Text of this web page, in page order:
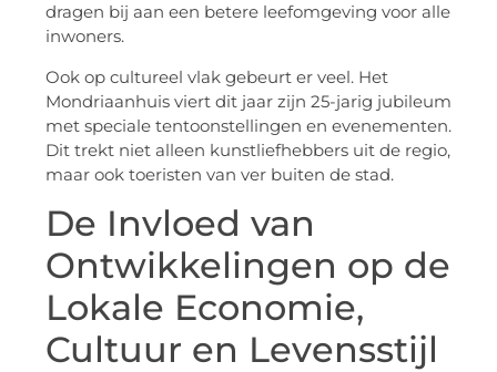
dragen bij aan een betere leefomgeving voor alle
inwoners.
Ook op cultureel vlak gebeurt er veel. Het
Mondriaanhuis viert dit jaar zijn 25-jarig jubileum
met speciale tentoonstellingen en evenementen.
Dit trekt niet alleen kunstliefhebbers uit de regio,
maar ook toeristen van ver buiten de stad.
De Invloed van
Ontwikkelingen op de
Lokale Economie,
Cultuur en Levensstijl